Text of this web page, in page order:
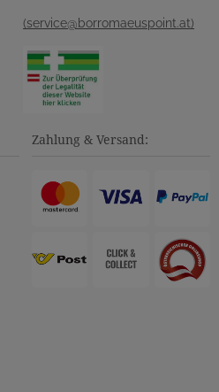
(service@borromaeuspoint.at)
Zahlung & Versand: